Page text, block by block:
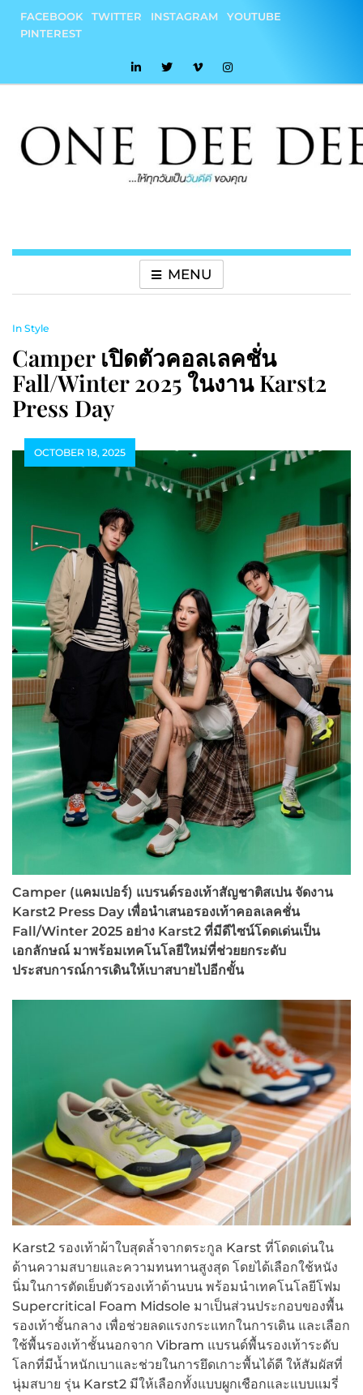
content
FACEBOOK TWITTER INSTAGRAM
YOUTUBE
PINTEREST
MENU
In Style
Camper เปิดตัวคอลเลคชั่น
Fall/Winter 2025 ในงาน Karst2
Press Day
OCTOBER 18, 2025
Camper (แคมเปอร์) แบรนด์รองเท้าสัญชาติสเปน จัดงาน
Karst2 Press Day เพื่อนำเสนอรองเท้าคอลเลคชั่น
Fall/Winter 2025 อย่าง Karst2 ที่มีดีไซน์โดดเด่นเป็น
เอกลักษณ์ มาพร้อมเทคโนโลยีใหม่ที่ช่วยยกระดับ
ประสบการณ์การเดินให้เบาสบายไปอีกขั้น
Karst2 รองเท้าผ้าใบสุดล้ำจากตระกูล Karst ที่โดดเด่นใน
ด้านความสบายและความทนทานสูงสุด โดยได้เลือกใช้หนัง
นิ่มในการตัดเย็บตัวรองเท้าด้านบน พร้อมนำเทคโนโลยีโฟม
Supercritical Foam Midsole มาเป็นส่วนประกอบของพื้น
รองเท้าชั้นกลาง เพื่อช่วยลดแรงกระแทกในการเดิน และเลือก
ใช้พื้นรองเท้าชั้นนอกจาก Vibram แบรนด์พื้นรองเท้าระดับ
โลกที่มีน้ำหนักเบาและช่วยในการยึดเกาะพื้นได้ดี ให้สัมผัสที่
นุ่มสบาย รุ่น Karst2 มีให้เลือกทั้งแบบผูกเชือกและแบบแมรี่